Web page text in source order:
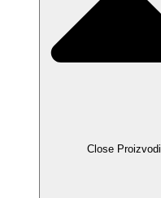
Close Proizvodi